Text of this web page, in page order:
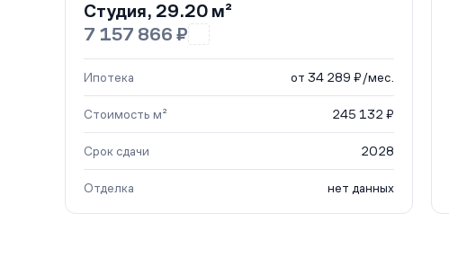
Студия, 29.20 м²
7 157 866 ₽
Ипотека от 34 289 ₽/мес.
Стоимость м² 245 132 ₽
Срок сдачи 2028
Отделка нет данных